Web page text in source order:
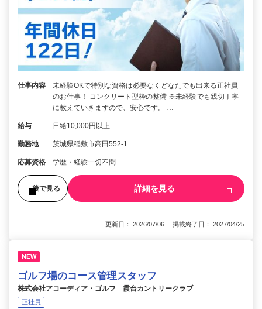
仕事内容
未経験OKで特別な資格は必要なくどなたでも出来る正社員
のお仕事！ コンクリート型枠の整備 ※未経験でも親切丁寧
に教えていきますので、安心です。 …
給与 日給10,000円以上
勤務地 茨城県稲敷市高田552-1
応募資格 学歴・経験一切不問
後で見る 詳細を見る
更新日： 2026/07/06 掲載終了日： 2027/04/25
NEW
ゴルフ場のコース管理スタッフ
株式会社アコーディア・ゴルフ 霞台カントリークラブ
正社員